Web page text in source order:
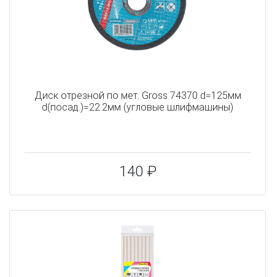
Диск отрезной по мет. Gross 74370 d=125мм
d(посад.)=22.2мм (угловые шлифмашины)
140 ₽